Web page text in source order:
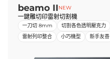
beamo IINEW
一鍵雕切印雷射切割機
一刀切 8mm 切割各色透明壓克力
雷射列印整合
小巧機型 新手友善